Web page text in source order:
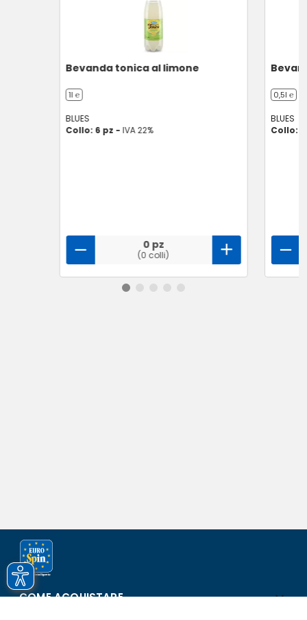
Bevanda tonica al limone
1l ℮
BLUES
Collo: 6 pz - IVA 22%
0 pz
(0 colli)
0,5l ℮
BLUES
Collo:
COME ACQUISTARE